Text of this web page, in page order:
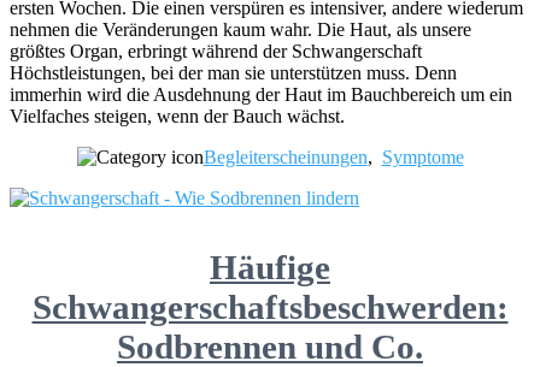
ersten Wochen. Die einen verspüren es intensiver, andere wiederum
nehmen die Veränderungen kaum wahr. Die Haut, als unsere
größtes Organ, erbringt während der Schwangerschaft
Höchstleistungen, bei der man sie unterstützen muss. Denn
immerhin wird die Ausdehnung der Haut im Bauchbereich um ein
Vielfaches steigen, wenn der Bauch wächst.
Begleiterscheinungen, Symptome
Häufige
Schwangerschaftsbeschwerden:
Sodbrennen und Co.